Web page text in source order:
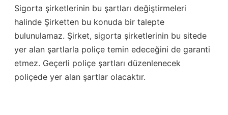
Sigorta şirketlerinin bu şartları değiştirmeleri
halinde Şirketten bu konuda bir talepte
bulunulamaz. Şirket, sigorta şirketlerinin bu sitede
yer alan şartlarla poliçe temin edeceğini de garanti
etmez. Geçerli poliçe şartları düzenlenecek
poliçede yer alan şartlar olacaktır.